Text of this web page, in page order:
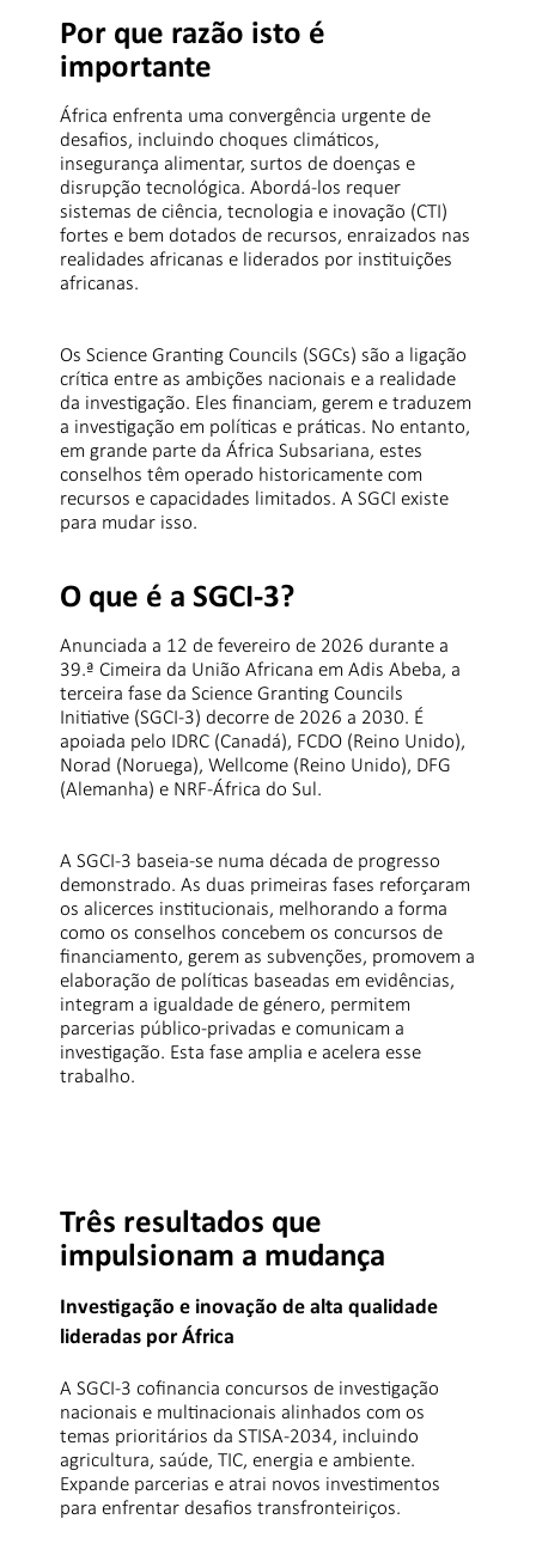
Por que razão isto é
importante
África enfrenta uma convergência urgente de
desafios, incluindo choques climáticos,
insegurança alimentar, surtos de doenças e
disrupção tecnológica. Abordá-los requer
sistemas de ciência, tecnologia e inovação (CTI)
fortes e bem dotados de recursos, enraizados nas
realidades africanas e liderados por instituições
africanas.
Os Science Granting Councils (SGCs) são a ligação
crítica entre as ambições nacionais e a realidade
da investigação. Eles financiam, gerem e traduzem
a investigação em políticas e práticas. No entanto,
em grande parte da África Subsariana, estes
conselhos têm operado historicamente com
recursos e capacidades limitados. A SGCI existe
para mudar isso.
O que é a SGCI-3?
Anunciada a 12 de fevereiro de 2026 durante a
39.ª Cimeira da União Africana em Adis Abeba, a
terceira fase da Science Granting Councils
Initiative (SGCI-3) decorre de 2026 a 2030. É
apoiada pelo IDRC (Canadá), FCDO (Reino Unido),
Norad (Noruega), Wellcome (Reino Unido), DFG
(Alemanha) e NRF-África do Sul.
A SGCI-3 baseia-se numa década de progresso
demonstrado. As duas primeiras fases reforçaram
os alicerces institucionais, melhorando a forma
como os conselhos concebem os concursos de
financiamento, gerem as subvenções, promovem a
elaboração de políticas baseadas em evidências,
integram a igualdade de género, permitem
parcerias público-privadas e comunicam a
investigação. Esta fase amplia e acelera esse
trabalho.
Três resultados que
impulsionam a mudança
Investigação e inovação de alta qualidade
lideradas por África
A SGCI-3 cofinancia concursos de investigação
nacionais e multinacionais alinhados com os
temas prioritários da STISA-2034, incluindo
agricultura, saúde, TIC, energia e ambiente.
Expande parcerias e atrai novos investimentos
para enfrentar desafios transfronteiriços.